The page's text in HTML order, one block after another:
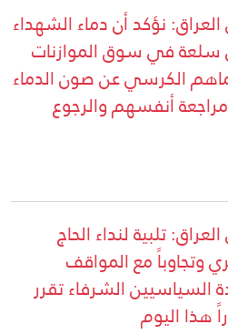
نؤكد أن دماء الشهداء
سلعة في سوق الموازنات
الكرسي عن صون الدماء
أنفسهم والرجوع
تلبية لنداء الحاج
وتجاوباً مع المواقف
الشرفاء تقرر
هذا اليوم